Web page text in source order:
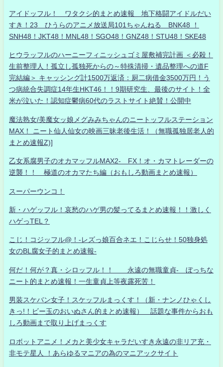
アイドッフル！ ワタクシ的まとめ速報 地下格闘アイドルだい
すき！23 ひうらのアニメ放送局101ちゃんねる BNK48 ！
SNH48！JKT48！MNL48！SGO48！GNZ48！STU48！SKE48
ヒウラッフルのハーニーフィニッシュゴミ屋敷補完計画 ＜必殺！
生前整理人！孤立し孤独死からの～特殊清掃・遺品整理への道F
完結編＞ キャッシング計1500万返済：厨二病借金3500万円！う
つ病統合失調症14年生HKT46！！9期研究生、最後のサイト！全
米が泣いた！認知症鬱病60代のラストサイト絶賛！公開中
魔法熟女/美魔女ッ娘メグみみちゃんのニートッフルステーション
MAX！ ニート仙人仙女の映画三昧老後生活！（無職孤独居老人的
まとめ速報Z)]
乙女系腐男子のオカマッフルMAX2- FX！オ・カマトレーダーの
逆襲！！ 極道のオカマたち編（おもしろ動画まとめ速報）
スーパーウンコ！
新・ハゲッフル！哀愁のハゲ男の髪ってるまとめ速報！！激しく
ハゲっTEL？
こじ！コジッフル@！-レズっ娘百合ネエ！こじらせ！50独身処
女のBL腐女子的まとめ速報-
何だ！何が？真・シロッフル！！ 永遠の無職童貞- ぼっちな
ニート的まとめ速報！一生童貞上等夜露死苦！
男装スケバン女子！スケッフルまっくす！（新・ナンノひゃくし
きっ!！ビー玉のおいぬさん的まとめ速報） 話題な事件からおも
しろ動画まで取り上げまっくす
ロボットアニメ！メカと美少女キャラだいすき永遠の非リア充・
非モテ星人 ！あらゆるマニアの為のマニアックサイト